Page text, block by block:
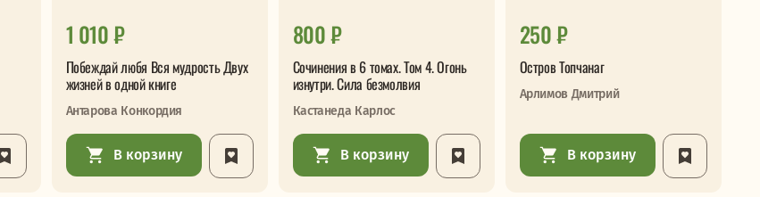
1 010 ₽
Побеждай любя Вся мудрость Двух
жизней в одной книге
Антарова Конкордия
В корзину
800 ₽
Сочинения в 6 томах. Том 4. Огонь
изнутри. Сила безмолвия
Кастанеда Карлос
В корзину
250 ₽
Остров Топчанаг
Арлимов Дмитрий
В корзину